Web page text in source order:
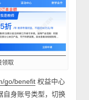
领取
go/benefit 权益中心
自身账号类型，切换